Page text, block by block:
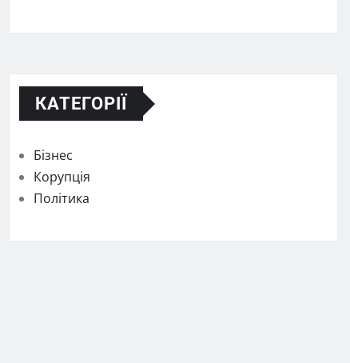
КАТЕГОРІЇ
Бізнес
Корупція
Політика